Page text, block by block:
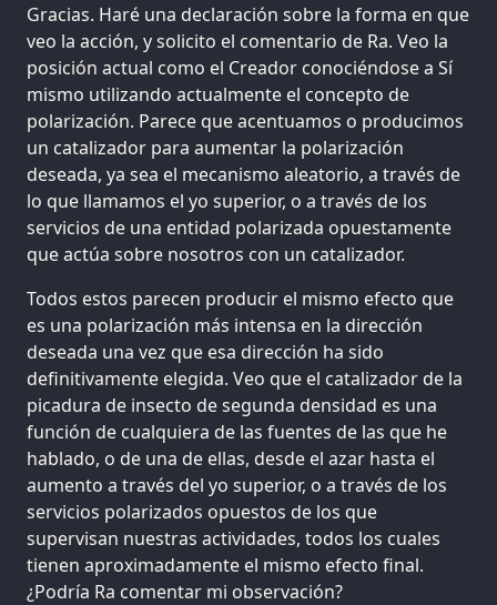
Gracias. Haré una declaración sobre la forma en que
veo la acción, y solicito el comentario de Ra. Veo la
posición actual como el Creador conociéndose a Sí
mismo utilizando actualmente el concepto de
polarización. Parece que acentuamos o producimos
un catalizador para aumentar la polarización
deseada, ya sea el mecanismo aleatorio, a través de
lo que llamamos el yo superior, o a través de los
servicios de una entidad polarizada opuestamente
que actúa sobre nosotros con un catalizador.
Todos estos parecen producir el mismo efecto que
es una polarización más intensa en la dirección
deseada una vez que esa dirección ha sido
definitivamente elegida. Veo que el catalizador de la
picadura de insecto de segunda densidad es una
función de cualquiera de las fuentes de las que he
hablado, o de una de ellas, desde el azar hasta el
aumento a través del yo superior, o a través de los
servicios polarizados opuestos de los que
supervisan nuestras actividades, todos los cuales
tienen aproximadamente el mismo efecto final.
¿Podría Ra comentar mi observación?